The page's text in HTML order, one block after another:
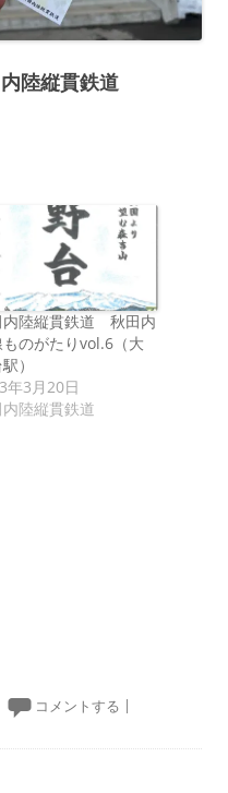
陸縦貫鉄道
内陸縦貫鉄道 秋田内
のがたりvol.6（大
）
年3月20日
陸縦貫鉄道
コメントする |